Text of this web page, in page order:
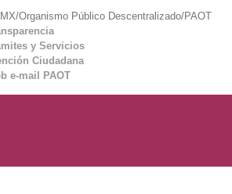
Organismo Público Descentralizado/PAOT
y Servicios
Ciudadana
e-mail PAOT